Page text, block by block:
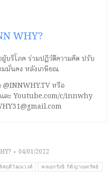
WHY?
บริโภค ร่วมปฏิวัติความคิด ปรับ
มมั่นคง หลังเกษียณ
@INNWHY.TV หรือ
ละ Youtube.com/c/innwhy
04/01/2022
ศฤดีวัฒนวงศ์ พลเอกรังษี กิติญาณทรัพย์